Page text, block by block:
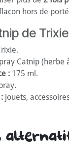
hors de
de
Catnip (herbe
: 175 ml.
jouets,